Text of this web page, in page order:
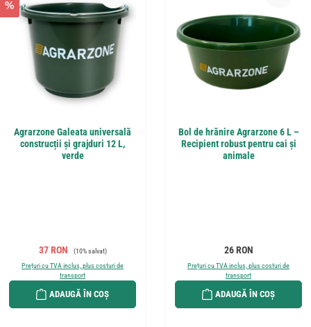
%
Agrarzone Galeata universală
construcții și grajduri 12 L,
verde
Preț de vânzare:
37 RON Preț obișnuit:
(10% salvat)
Prețuri cu TVA inclus, plus costuri de
transport
ADAUGĂ ÎN COȘ
Bol de hrănire Agrarzone 6 L –
Recipient robust pentru cai și
animale
Preț obișnuit:
26 RON
Prețuri cu TVA inclus, plus costuri de
transport
ADAUGĂ ÎN COȘ